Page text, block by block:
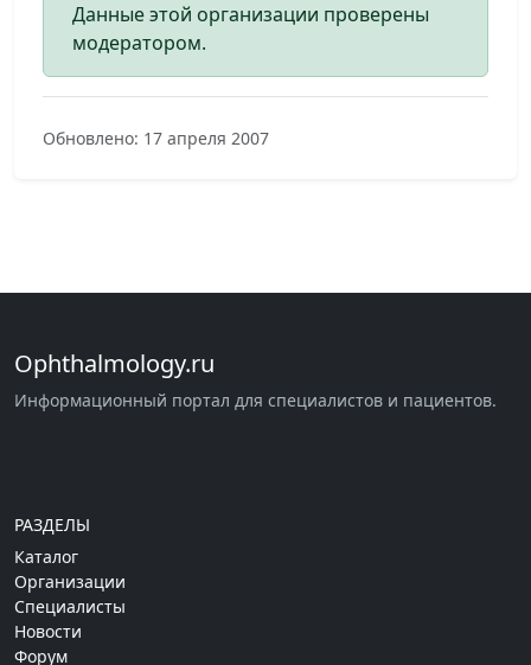
Данные этой организации проверены
модератором.
Обновлено: 17 апреля 2007
Ophthalmology.ru
Информационный портал для специалистов и пациентов.
РАЗДЕЛЫ
Каталог
Организации
Специалисты
Новости
Форум